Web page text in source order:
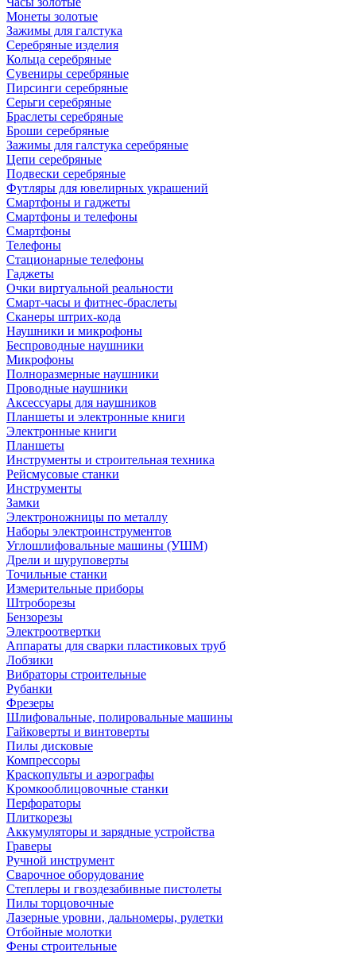
Монеты золотые
Зажимы для галстука
Серебряные изделия
Кольца серебряные
Сувениры серебряные
Пирсинги серебряные
Серьги серебряные
Браслеты серебряные
Броши серебряные
Зажимы для галстука серебряные
Цепи серебряные
Подвески серебряные
Футляры для ювелирных украшений
Смартфоны и гаджеты
Смартфоны и телефоны
Смартфоны
Телефоны
Стационарные телефоны
Гаджеты
Очки виртуальной реальности
Смарт-часы и фитнес-браслеты
Сканеры штрих-кода
Наушники и микрофоны
Беспроводные наушники
Микрофоны
Полноразмерные наушники
Проводные наушники
Аксессуары для наушников
Планшеты и электронные книги
Электронные книги
Планшеты
Инструменты и строительная техника
Рейсмусовые станки
Инструменты
Замки
Электроножницы по металлу
Наборы электроинструментов
Углошлифовальные машины (УШМ)
Дрели и шуруповерты
Точильные станки
Измерительные приборы
Штроборезы
Бензорезы
Электроотвертки
Аппараты для сварки пластиковых труб
Лобзики
Вибраторы строительные
Рубанки
Фрезеры
Шлифовальные, полировальные машины
Гайковерты и винтоверты
Пилы дисковые
Компрессоры
Краскопульты и аэрографы
Кромкооблицовочные станки
Перфораторы
Плиткорезы
Аккумуляторы и зарядные устройства
Граверы
Ручной инструмент
Сварочное оборудование
Степлеры и гвоздезабивные пистолеты
Пилы торцовочные
Лазерные уровни, дальномеры, рулетки
Отбойные молотки
Фены строительные